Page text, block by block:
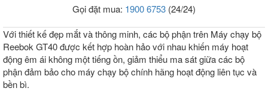
Gọi đặt mua: 1900 6753 (24/24)
Với thiết kế đẹp mắt và thông minh, các bộ phận trên Máy chạy bộ
Reebok GT40 được kết hợp hoàn hảo với nhau khiến máy hoạt
động êm ái không một tiếng ồn, giảm thiểu ma sát giữa các bộ
phận đảm bảo cho máy chạy bộ chính hãng hoạt động liên tục và
bền bì.